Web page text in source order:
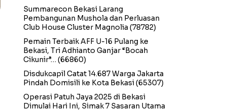
Summarecon Bekasi Larang
Pembangunan Mushola dan Perluasan
Club House Cluster Magnolia (78782)
Pemain Terbaik AFF U-16 Pulang ke
Bekasi, Tri Adhianto Ganjar “Bocah
Cikunir”… (66860)
Disdukcapil Catat 14.687 Warga Jakarta
Pindah Domisili ke Kota Bekasi(65307)
Operasi Patuh Jaya 2025 di Bekasi
Dimulai Hari Ini, Simak 7 Sasaran Utama